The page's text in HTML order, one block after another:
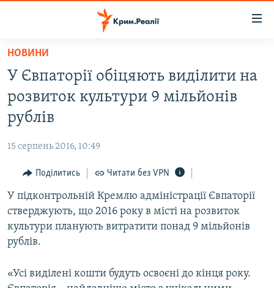
Перейти
основного
матеріалу
Перейти
до
основної
навігації
Перейти
пошуку
ВІДЕО ТА ФОТО
БЛОГИ
ПОГЛЯД
ІНТЕРВ'Ю
ВСЕ ЗА ДЕНЬ
СПЕЦПРОЕКТИ
ВІДЕОУРОКИ «ELIFBE»
НОВИНИ
У Євпаторії обіцяють виділити на
розвиток культури 9 мільйонів
рублів
15 серпень 2016, 10:49
Поділитись Читати без VPN
У підконтрольній Кремлю адміністрації Євпаторії
стверджують, що 2016 року в місті на розвиток
культури планують витратити понад 9 мільйонів
рублів.
«Усі виділені кошти будуть освоєні до кінця року.